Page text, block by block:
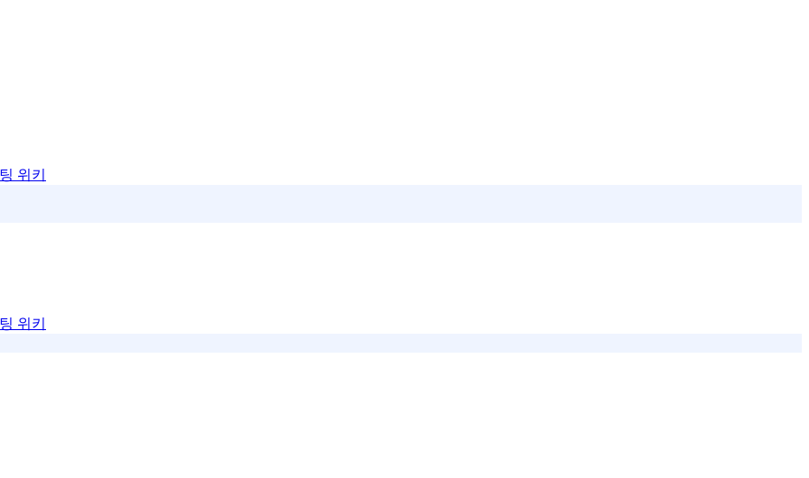
위키
위키